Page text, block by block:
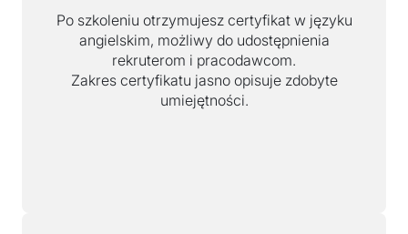
Po szkoleniu otrzymujesz certyfikat w języku
angielskim, możliwy do udostępnienia
rekruterom i pracodawcom.
Zakres certyfikatu jasno opisuje zdobyte
umiejętności.